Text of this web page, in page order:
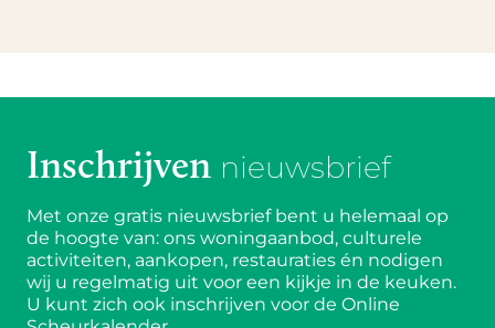
Inschrijven nieuwsbrief
Met onze gratis nieuwsbrief bent u helemaal op
de hoogte van: ons woningaanbod, culturele
activiteiten, aankopen, restauraties én nodigen
wij u regelmatig uit voor een kijkje in de keuken.
U kunt zich ook inschrijven voor de Online